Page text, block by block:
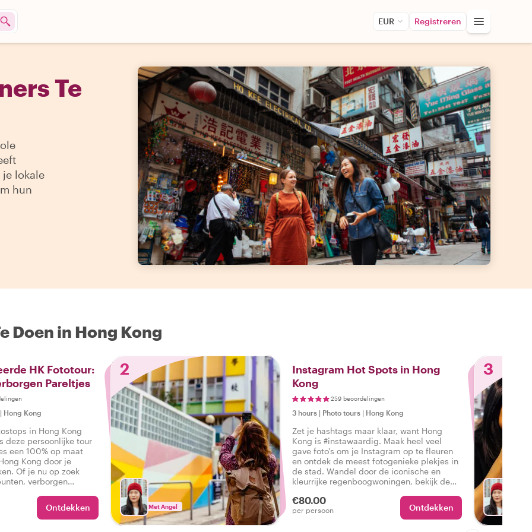
EUR Registreren
Te
lokale
hun
Doen in Hong Kong
HK Fototour:
Pareltjes
| Hong Kong
in Hong Kong
deze persoonlijke tour
een 100% op maat
Kong door je
Of je nu op zoek
verborgen
Ontdekken
2
Met Angel
Instagram Hot Spots in Hong
Kong
259 beoordelingen
3 hours | Photo tours | Hong Kong
Zet je hashtags maar klaar, want Hong
Kong is #instawaardig. Maak heel veel
gave foto's om je Instagram op te fleuren
en ontdek de meest fotogenieke plekjes in
de stad. Wandel door de iconische en
kleurrijke regenboogwoningen, bekijk de
alleen locals kennen en meer!
€80.00
per persoon Ontdekken
3